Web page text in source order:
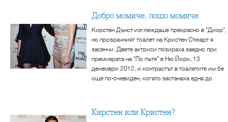
Добро момиче, лошо момиче
Кирстен Дънст изглеждаше прекрасно в "Диор",
но прозрачният тоалет на Кристен Стюарт я
засенчи. Двете актриси позираха заедно при
премиерата на "По пътя" в Ню Йорк, 13
декември 2012, и контрастът в тоалетите им бе
още по-очевиден, когато застанаха една до
Кирстен или Кристен?